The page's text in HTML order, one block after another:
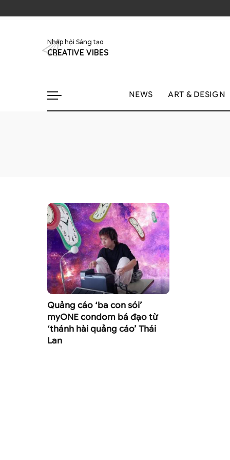
Nhập hội Sáng tạo
CREATIVE VIBES
NEWS ART & DESIGN
Quảng cáo ‘ba con sói’
myONE condom bá đạo từ
‘thánh hài quảng cáo’ Thái
Lan